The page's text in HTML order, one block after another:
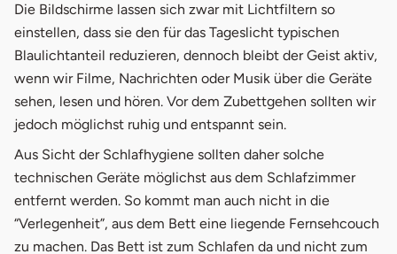
Die Bildschirme lassen sich zwar mit Lichtfiltern so
einstellen, dass sie den für das Tageslicht typischen
Blaulichtanteil reduzieren, dennoch bleibt der Geist aktiv,
wenn wir Filme, Nachrichten oder Musik über die Geräte
sehen, lesen und hören. Vor dem Zubettgehen sollten wir
jedoch möglichst ruhig und entspannt sein.
Aus Sicht der Schlafhygiene sollten daher solche
technischen Geräte möglichst aus dem Schlafzimmer
entfernt werden. So kommt man auch nicht in die
“Verlegenheit”, aus dem Bett eine liegende Fernsehcouch
zu machen. Das Bett ist zum Schlafen da und nicht zum